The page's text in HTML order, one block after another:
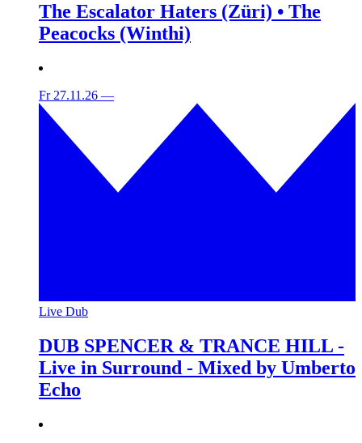
The Escalator Haters (Züri) • The
Peacocks (Winthi)
Fr 27.11.26 —
Live Dub
DUB SPENCER & TRANCE HILL -
Live in Surround - Mixed by Umberto
Echo